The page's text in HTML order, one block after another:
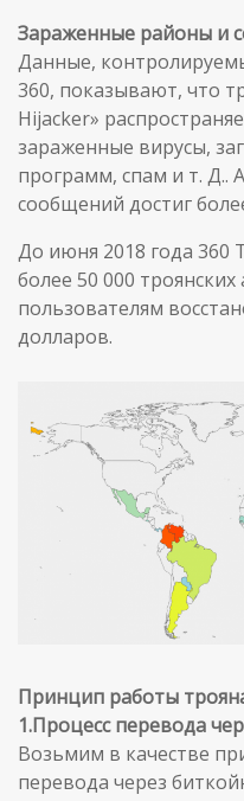
Зараженные районы и
Данные,
360, показывают, что
Hijacker»
зараженные вирусы,
программ, спам и т. Д..
сообщений достиг
До июня 2018 года 360
более 50 000 троянских
пользователям
долларов.
Принцип работы
1.Процесс перевода
Возьмим в качестве
перевода через